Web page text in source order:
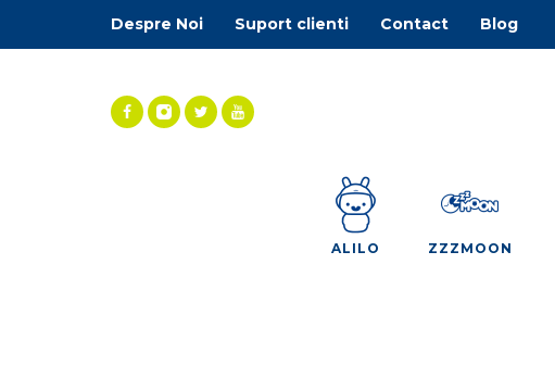
Despre Noi Suport clienti Contact Blog
ALILO ZZZMOON